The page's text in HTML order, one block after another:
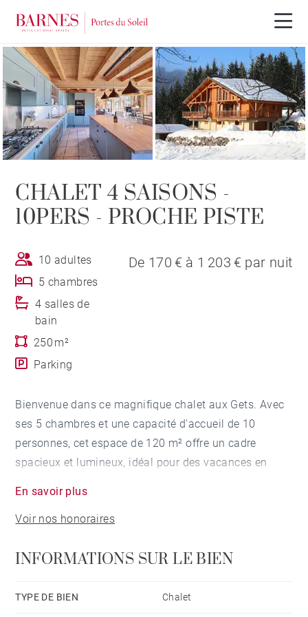
CHALET 4 SAISONS -
10PERS - PROCHE PISTE
10 adultes
5 chambres
4 salles de
bain
250 m²
Parking
De 170 € à 1 203 € par nuit
Bienvenue dans ce magnifique chalet aux Gets. Avec
ses 5 chambres et une capacité d'accueil de 10
personnes, cet espace de 120 m² offre un cadre
spacieux et lumineux, idéal pour des vacances en
Dès votre arrivée, vous serez enchanté par la vue
balcon, où vous pourrez vous détendre. À l'intérieur, la
environnement propice à la détente et à la
En savoir plus
Voir nos honoraires
INFORMATIONS SUR LE BIEN
TYPE DE BIEN Chalet